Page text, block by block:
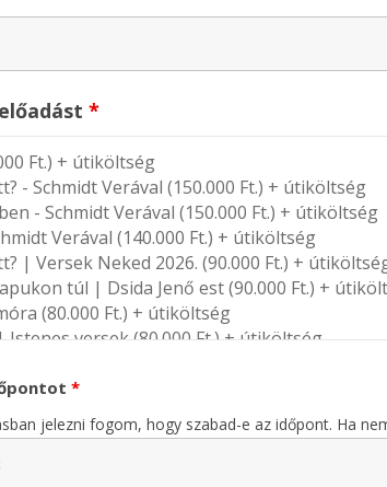
*
*
jelezni fogom, hogy szabad-e az időpont. Ha